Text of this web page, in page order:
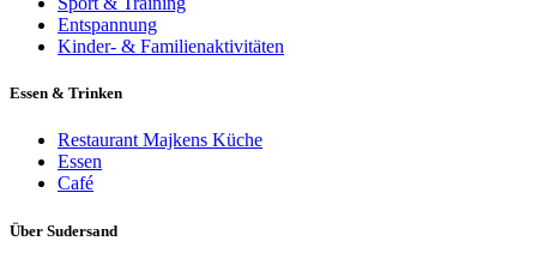
Entspannung
Kinder- & Familienaktivitäten
Essen & Trinken
Restaurant Majkens Küche
Essen
Café
Über Sudersand